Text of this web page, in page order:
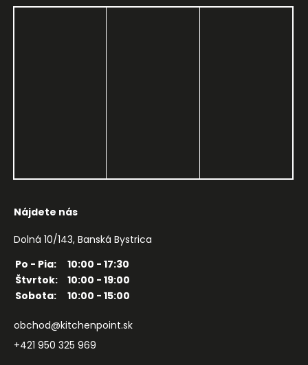
Nájdete nás
Dolná 10/143, Banská Bystrica
Po - Pia:
10:00 - 17:30
Štvrtok:
10:00 - 19:00
Sobota:
10:00 - 15:00
obchod@kitchenpoint.sk
+421 950 325 969